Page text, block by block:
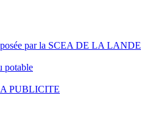
par la SCEA DE LA LANDE
potable
PUBLICITE